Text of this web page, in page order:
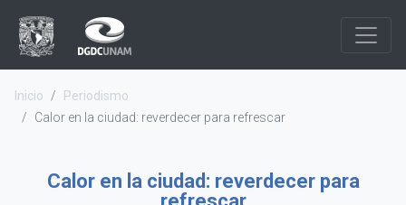
Inicio
Periodismo
Calor en la ciudad: reverdecer para refrescar
Calor en la ciudad: reverdecer para